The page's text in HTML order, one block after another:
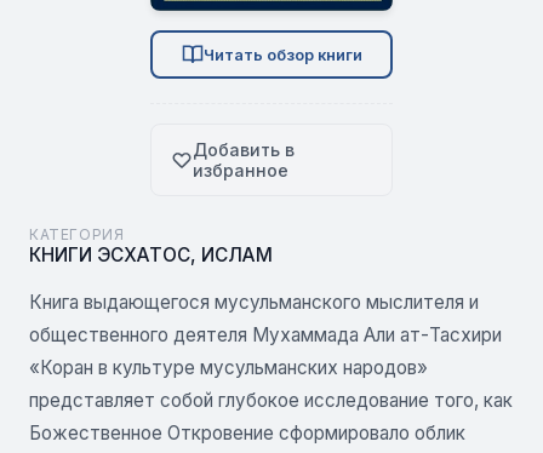
Читать обзор книги
Добавить в
избранное
КАТЕГОРИЯ
КНИГИ ЭСХАТОС, ИСЛАМ
Книга выдающегося мусульманского мыслителя и
общественного деятеля Мухаммада Али ат-Тасхири
«Коран в культуре мусульманских народов»
представляет собой глубокое исследование того, как
Божественное Откровение сформировало облик